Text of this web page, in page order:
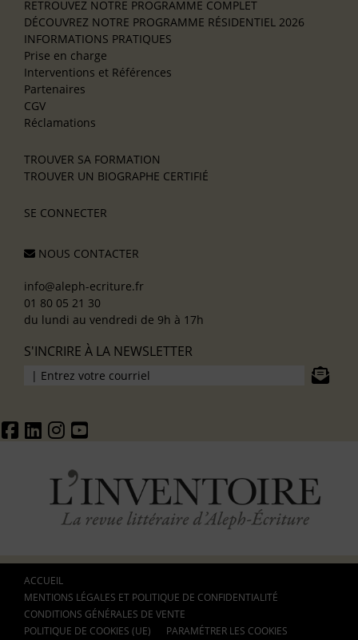
RETROUVEZ NOTRE PROGRAMME COMPLET
DÉCOUVREZ NOTRE PROGRAMME RÉSIDENTIEL 2026
INFORMATIONS PRATIQUES
Prise en charge
Interventions et Références
Partenaires
CGV
Réclamations
TROUVER SA FORMATION
TROUVER UN BIOGRAPHE CERTIFIÉ
SE CONNECTER
NOUS CONTACTER
info@aleph-ecriture.fr
01 80 05 21 30
du lundi au vendredi de 9h à 17h
S'INCRIRE À LA NEWSLETTER
ACCUEIL
MENTIONS LÉGALES ET POLITIQUE DE CONFIDENTIALITÉ
CONDITIONS GÉNÉRALES DE VENTE
POLITIQUE DE COOKIES (UE)
PARAMÉTRER LES COOKIES